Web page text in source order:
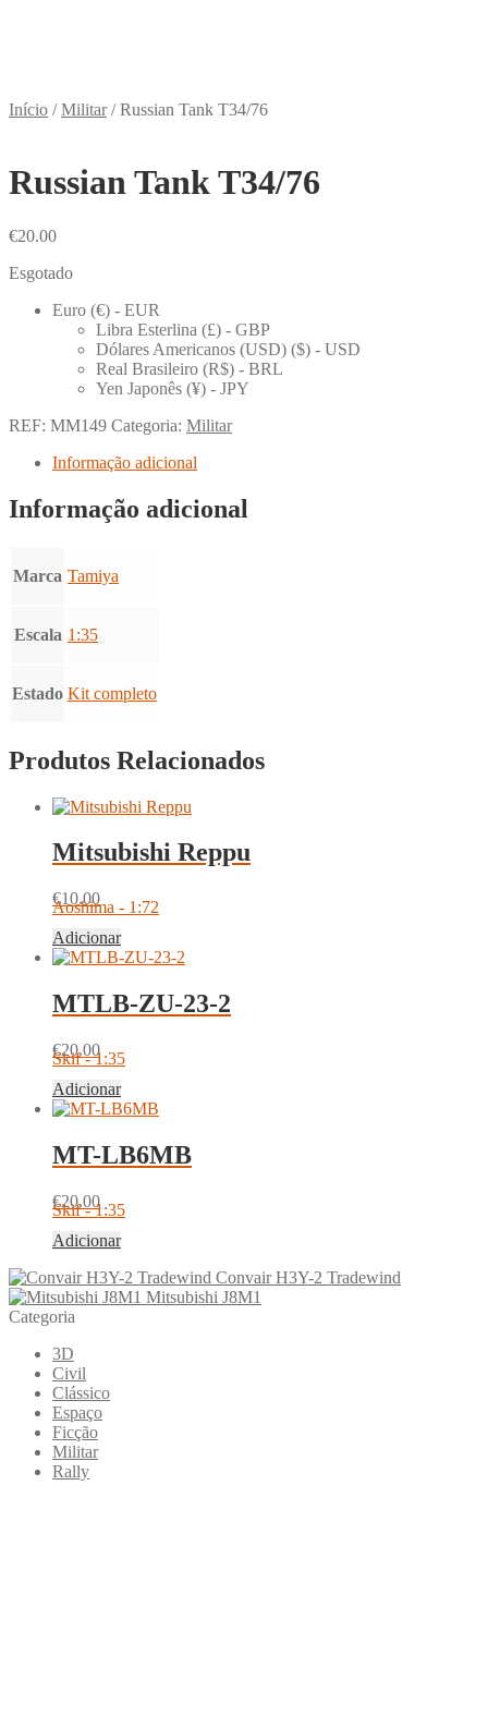
Início /Militar/Russian Tank T34/76
Russian Tank T34/76
€20.00
Esgotado
Euro (€) - EUR
Libra Esterlina (£) - GBP
Dólares Americanos (USD) ($) - USD
Real Brasileiro (R$) - BRL
Yen Japonês (¥) - JPY
REF: MM149 Categoria: Militar
Informação adicional
Informação adicional
Marca Tamiya
Escala 1:35
Estado Kit completo
Produtos Relacionados
Mitsubishi Reppu
€10.00
Aoshima - 1:72
Adicionar
MTLB-ZU-23-2
€20.00
Skif - 1:35
Adicionar
MT-LB6MB
€20.00
Skif - 1:35
Adicionar
Convair H3Y-2 Tradewind
Mitsubishi J8M1
Categoria
3D
Civil
Clássico
Espaço
Ficção
Militar
Rally